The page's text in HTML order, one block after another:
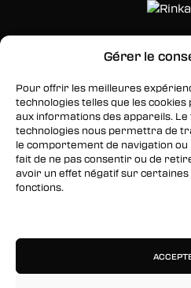
Gérer le
Pour offrir les meilleures
technologies telles que les
aux informations des appareils.
technologies nous permettra de
le comportement de navigation ou
fait de ne pas consentir ou de
avoir un effet négatif sur
fonctions.
SUIVEZ-
arrivages, des ventes, du
événements et plus